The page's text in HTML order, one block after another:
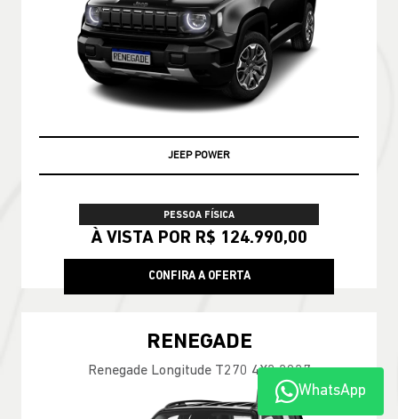
PRONTA ENTREGA
PESSOA FÍSICA
De: R$ 228.790,00
CONFIRA A OFERTA
Compass Longitude T270 2026
WhatsApp